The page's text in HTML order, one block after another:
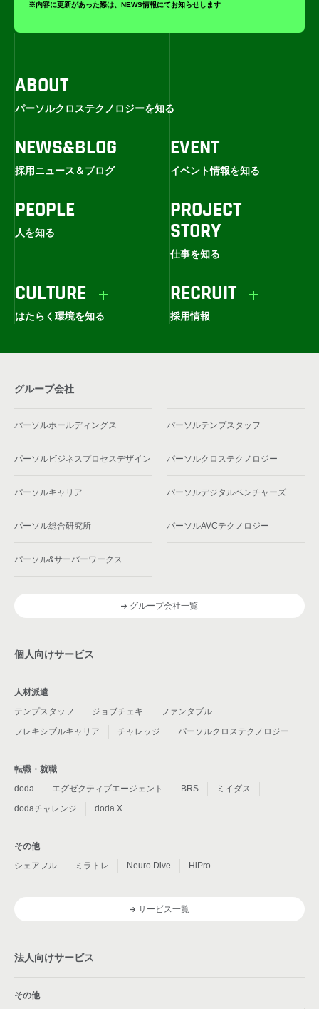
※内容に更新があった際は、NEWS情報にてお知らせします
ABOUT
パーソルクロステクノロジーを知る
NEWS&BLOG
採用ニュース＆ブログ
EVENT
イベント情報を知る
PEOPLE
人を知る
PROJECT
STORY
仕事を知る
CULTURE
はたらく環境を知る
RECRUIT
採用情報
グループ会社
パーソルホールディングス パーソルテンプスタッフ
パーソルビジネスプロセスデザイン パーソルクロステクノロジー
パーソルキャリア パーソルデジタルベンチャーズ
パーソル総合研究所 パーソルAVCテクノロジー
パーソル&サーバーワークス
グループ会社一覧
個人向けサービス
人材派遣
テンプスタッフ
ジョブチェキ
ファンタブル
フレキシブルキャリア
チャレッジ パーソルクロステクノロジー
転職・就職
doda
エグゼクティブエージェント BRS
ミイダス
dodaチャレンジ
doda X
その他
シェアフル
ミラトレ Neuro Dive HiPro
サービス一覧
法人向けサービス
その他